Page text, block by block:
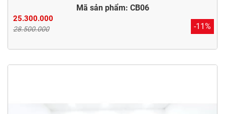
Mã sản phẩm: CB06
25.300.000
28.500.000 -11%